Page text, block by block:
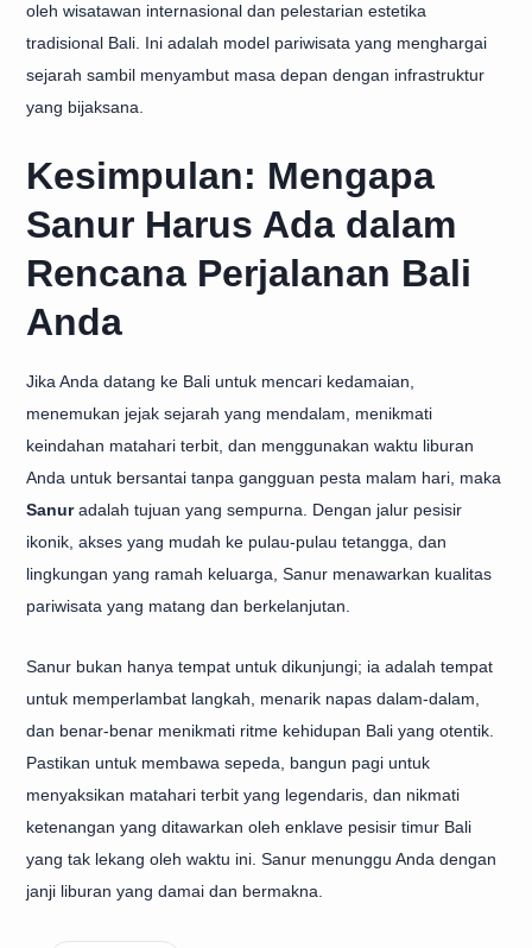
oleh wisatawan internasional dan pelestarian estetika
tradisional Bali. Ini adalah model pariwisata yang menghargai
sejarah sambil menyambut masa depan dengan infrastruktur
yang bijaksana.
Kesimpulan: Mengapa
Sanur Harus Ada dalam
Rencana Perjalanan Bali
Anda
Jika Anda datang ke Bali untuk mencari kedamaian,
menemukan jejak sejarah yang mendalam, menikmati
keindahan matahari terbit, dan menggunakan waktu liburan
Anda untuk bersantai tanpa gangguan pesta malam hari, maka
Sanuradalah tujuan yang sempurna. Dengan jalur pesisir
ikonik, akses yang mudah ke pulau-pulau tetangga, dan
lingkungan yang ramah keluarga, Sanur menawarkan kualitas
pariwisata yang matang dan berkelanjutan.
Sanur bukan hanya tempat untuk dikunjungi; ia adalah tempat
untuk memperlambat langkah, menarik napas dalam-dalam,
dan benar-benar menikmati ritme kehidupan Bali yang otentik.
Pastikan untuk membawa sepeda, bangun pagi untuk
menyaksikan matahari terbit yang legendaris, dan nikmati
ketenangan yang ditawarkan oleh enklave pesisir timur Bali
yang tak lekang oleh waktu ini. Sanur menunggu Anda dengan
janji liburan yang damai dan bermakna.